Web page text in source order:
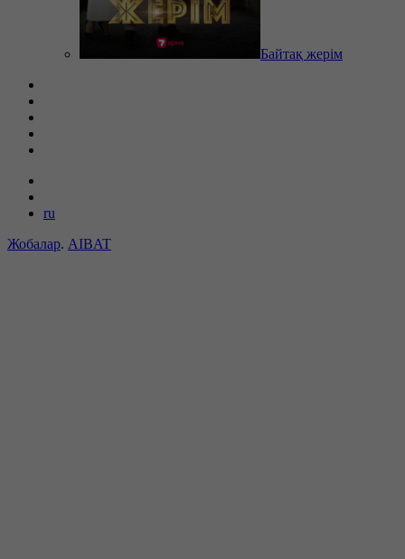
Байтақ жерім
ru
Жобалар. AIBAT